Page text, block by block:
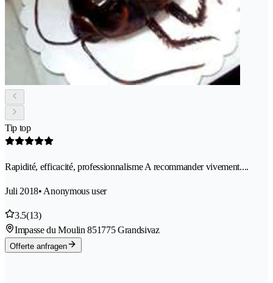
Tip top
Rapidité, efficacité, professionnalisme A recommander vivement....
Juli 2018• Anonymous user
3.5(13)
Impasse du Moulin 851775 Grandsivaz
Offerte anfragen